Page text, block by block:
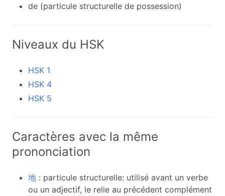
de (particule structurelle de possession)
Niveaux du HSK
HSK 1
HSK 4
HSK 5
Caractères avec la même
prononciation
地 : particule structurelle: utilisé avant un verbe
ou un adjectif, le relie au précédent complément